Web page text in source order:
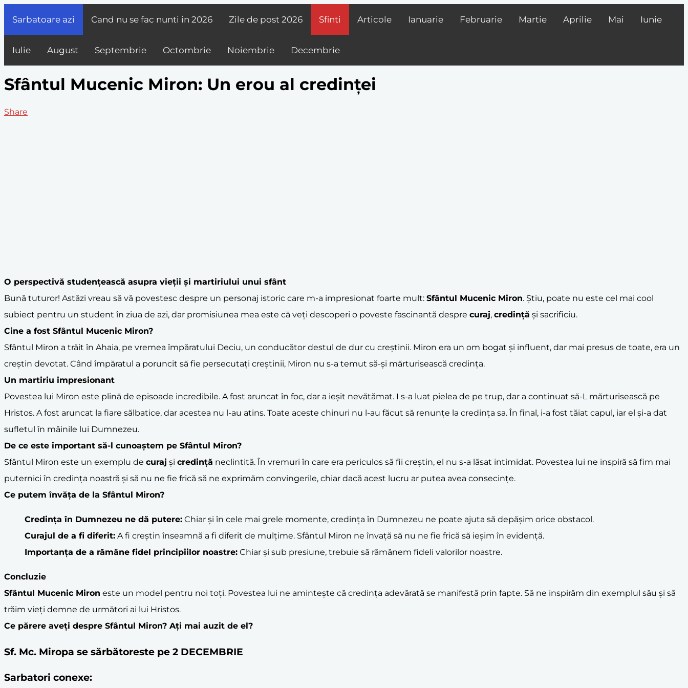
Sarbatoare azi Cand nu se fac nunti in 2026 Zile de post 2026 Sfinti Articole Ianuarie Februarie Martie Aprilie Mai Iunie
Iulie August Septembrie Octombrie Noiembrie Decembrie
Sfântul Mucenic Miron: Un erou al credinței
Share
O perspectivă studențească asupra vieții și martiriului unui sfânt
Bună tuturor! Astăzi vreau să vă povestesc despre un personaj istoric care m-a impresionat foarte mult: Sfântul Mucenic Miron. Știu, poate nu este cel mai cool
subiect pentru un student în ziua de azi, dar promisiunea mea este că veți descoperi o poveste fascinantă despre curaj, credință și sacrificiu.
Cine a fost Sfântul Mucenic Miron?
Sfântul Miron a trăit în Ahaia, pe vremea împăratului Deciu, un conducător destul de dur cu creștinii. Miron era un om bogat și influent, dar mai presus de toate, era un
creștin devotat. Când împăratul a poruncit să fie persecutați creștinii, Miron nu s-a temut să-și mărturisească credința.
Un martiriu impresionant
Povestea lui Miron este plină de episoade incredibile. A fost aruncat în foc, dar a ieșit nevătămat. I s-a luat pielea de pe trup, dar a continuat să-L mărturisească pe
Hristos. A fost aruncat la fiare sălbatice, dar acestea nu l-au atins. Toate aceste chinuri nu l-au făcut să renunțe la credința sa. În final, i-a fost tăiat capul, iar el și-a dat
sufletul în mâinile lui Dumnezeu.
De ce este important să-l cunoaștem pe Sfântul Miron?
Sfântul Miron este un exemplu de curaj și credință neclintită. În vremuri în care era periculos să fii creștin, el nu s-a lăsat intimidat. Povestea lui ne inspiră să fim mai
puternici în credința noastră și să nu ne fie frică să ne exprimăm convingerile, chiar dacă acest lucru ar putea avea consecințe.
Ce putem învăța de la Sfântul Miron?
Credința în Dumnezeu ne dă putere: Chiar și în cele mai grele momente, credința în Dumnezeu ne poate ajuta să depășim orice obstacol.
Curajul de a fi diferit: A fi creștin înseamnă a fi diferit de mulțime. Sfântul Miron ne învață să nu ne fie frică să ieșim în evidență.
Importanța de a rămâne fidel principiilor noastre: Chiar și sub presiune, trebuie să rămânem fideli valorilor noastre.
Concluzie
Sfântul Mucenic Miron este un model pentru noi toți. Povestea lui ne amintește că credința adevărată se manifestă prin fapte. Să ne inspirăm din exemplul său și să
trăim vieți demne de următori ai lui Hristos.
Ce părere aveți despre Sfântul Miron? Ați mai auzit de el?
Sf. Mc. Miropa se sărbătoreste pe 2 DECEMBRIE
Sarbatori conexe: